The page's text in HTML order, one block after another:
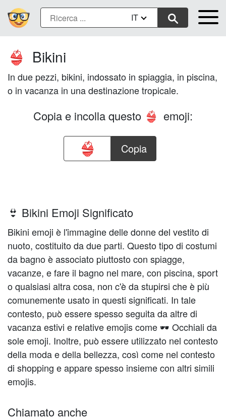
IT
👙 Bikini
In due pezzi, bikini, indossato in spiaggia, in piscina,
o in vacanza in una destinazione tropicale.
Copia e incolla questo 👙 emoji:
Copia
👙 Bikini Emoji Significato
Bikini emoji è l'immagine delle donne del vestito di
nuoto, costituito da due parti. Questo tipo di costumi
da bagno è associato piuttosto con spiagge,
vacanze, e fare il bagno nel mare, con piscina, sport
o qualsiasi altra cosa, non c'è da stupirsi che è più
comunemente usato in questi significati. In tale
contesto, può essere spesso seguita da altre di
vacanza estivi e relative emojis come 🕶 Occhiali da
sole emoji. Inoltre, può essere utilizzato nel contesto
della moda e della bellezza, così come nel contesto
di shopping e appare spesso insieme con altri simili
emojis.
Chiamato anche